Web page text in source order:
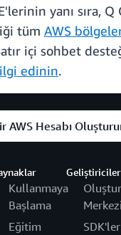
yanı sıra,
tüm AWS
içi sohbet
edinin.
AWS Hesabı
Kullanmaya
Başlama
Eğitim
Geliştiriciler
Merkezi
SDK'ler